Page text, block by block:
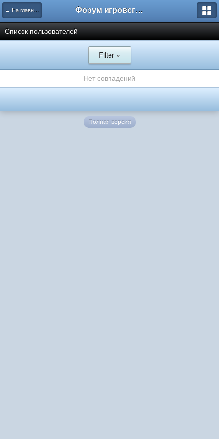
← На главную Форум игрового проекта Riverrise
Список пользователей
Filter »
Нет совпадений
Полная версия